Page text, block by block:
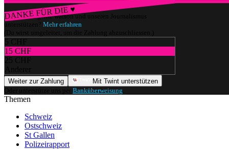
DANKE FÜR DIE ♥
Würdest du gerne watson und unseren Journalismus
unterstützen? Mehr erfahren
(Du wirst umgeleitet, um die Zahlung abzuschliessen.)
5 CHF
15 CHF
25 CHF
Anderer
Weiter zur Zahlung
Mit Twint unterstützen
Oder unterstütze uns per Banküberweisung
Themen
Schweiz
Ostschweiz
St Gallen
Polizeirapport